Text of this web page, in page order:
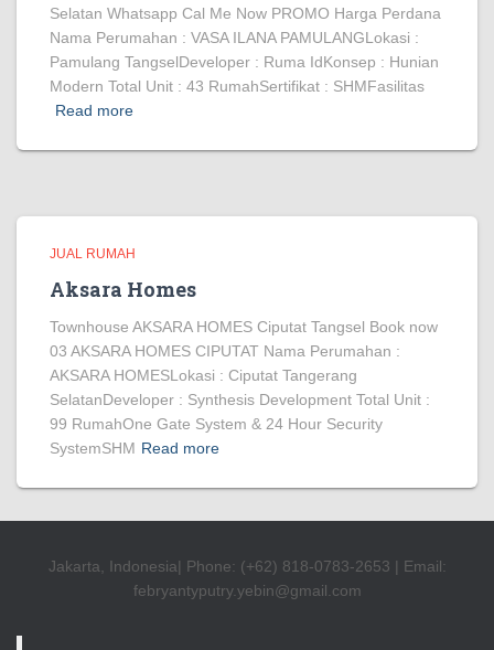
Selatan Whatsapp Cal Me Now PROMO Harga Perdana
Nama Perumahan : VASA ILANA PAMULANGLokasi :
Pamulang TangselDeveloper : Ruma IdKonsep : Hunian
Modern Total Unit : 43 RumahSertifikat : SHMFasilitas
Read more
JUAL RUMAH
Aksara Homes
Townhouse AKSARA HOMES Ciputat Tangsel Book now
03 AKSARA HOMES CIPUTAT Nama Perumahan :
AKSARA HOMESLokasi : Ciputat Tangerang
SelatanDeveloper : Synthesis Development Total Unit :
99 RumahOne Gate System & 24 Hour Security
SystemSHM Read more
Jakarta, Indonesia| Phone: (+62) 818-0783-2653 | Email:
febryantyputry.yebin@gmail.com